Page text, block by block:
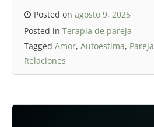
Posted on agosto 9, 2025
Posted in Terapia de pareja
Tagged Amor, Autoestima, Pareja
Relaciones